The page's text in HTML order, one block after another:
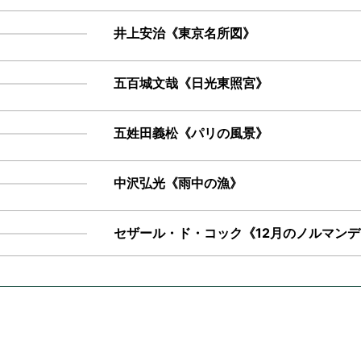
井上安治《東京名所図》
五百城文哉《日光東照宮》
五姓田義松《パリの風景》
中沢弘光《雨中の漁》
セザール・ド・コック《12月のノルマンデ